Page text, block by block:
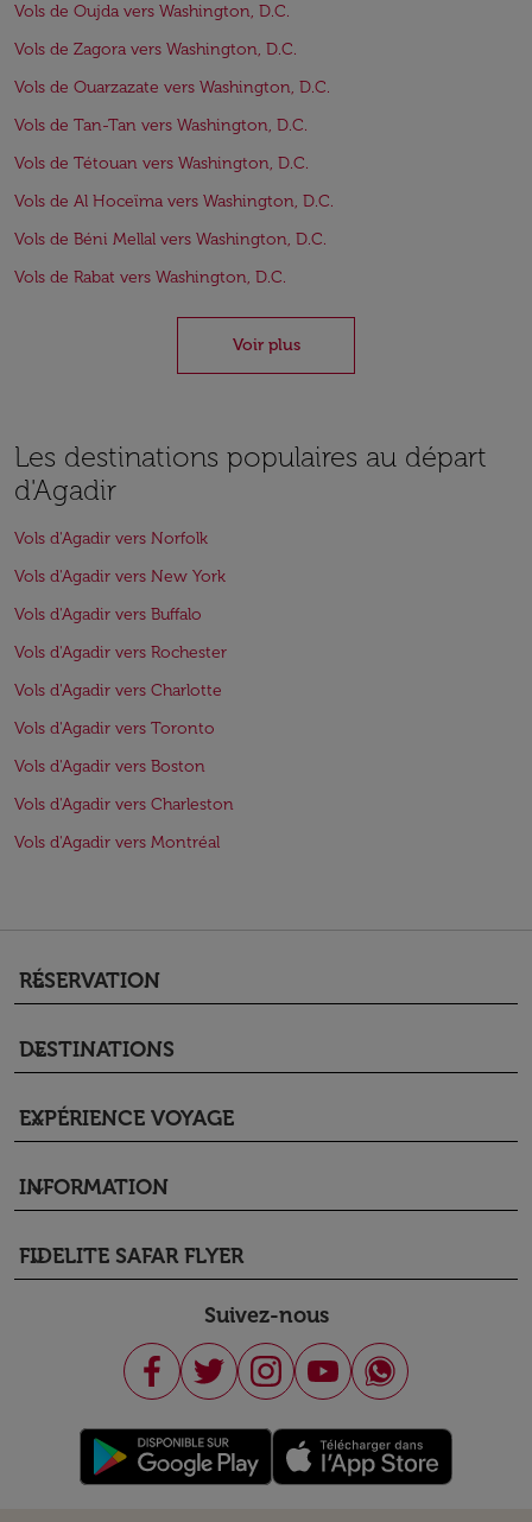
Vols de Oujda vers Washington, D.C.
Vols de Zagora vers Washington, D.C.
Vols de Ouarzazate vers Washington, D.C.
Vols de Tan-Tan vers Washington, D.C.
Vols de Tétouan vers Washington, D.C.
Vols de Al Hoceïma vers Washington, D.C.
Vols de Béni Mellal vers Washington, D.C.
Vols de Rabat vers Washington, D.C.
Voir plus
Les destinations populaires au départ
d'Agadir
Vols d'Agadir vers Norfolk
Vols d'Agadir vers New York
Vols d'Agadir vers Buffalo
Vols d'Agadir vers Rochester
Vols d'Agadir vers Charlotte
Vols d'Agadir vers Toronto
Vols d'Agadir vers Boston
Vols d'Agadir vers Charleston
Vols d'Agadir vers Montréal
RÉSERVATION
keyboard_arrow_down
DESTINATIONS
keyboard_arrow_down
EXPÉRIENCE VOYAGE
keyboard_arrow_down
INFORMATION
keyboard_arrow_down
FIDELITE SAFAR FLYER
keyboard_arrow_down
Suivez-nous